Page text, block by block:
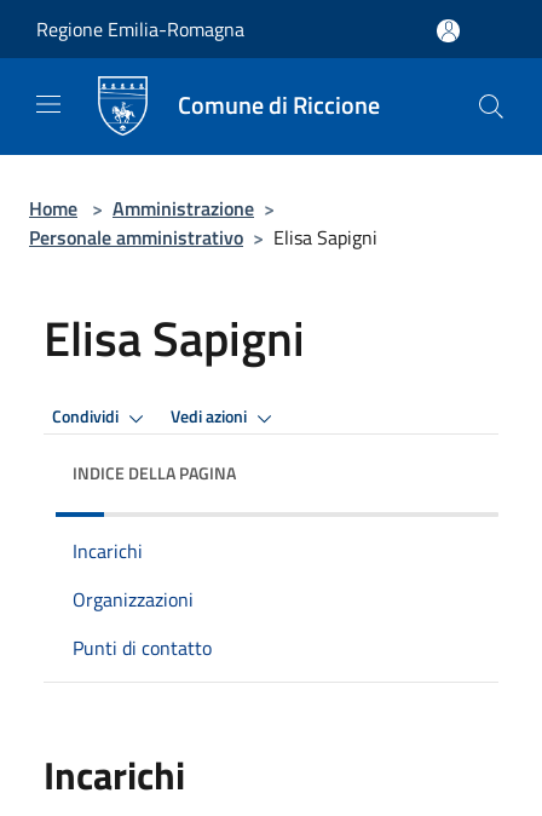
Regione Emilia-Romagna
Comune di Riccione
Home > Amministrazione >
Personale amministrativo > Elisa Sapigni
Elisa Sapigni
Condividi Vedi azioni
INDICE DELLA PAGINA
Incarichi
Organizzazioni
Punti di contatto
Incarichi